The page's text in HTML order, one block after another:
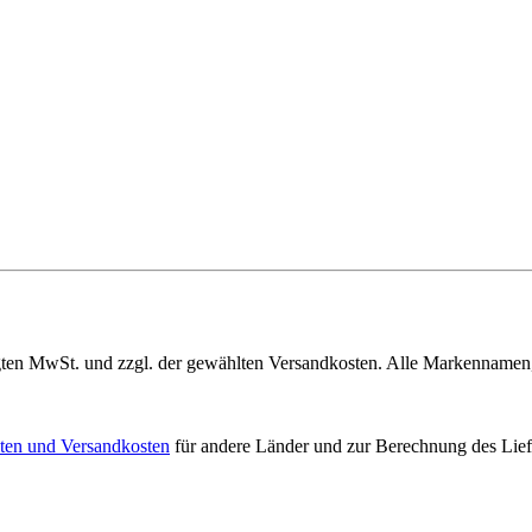
MwSt. und zzgl. der gewählten Versandkosten. Alle
und Versandkosten für andere Länder und zur Berechnung des